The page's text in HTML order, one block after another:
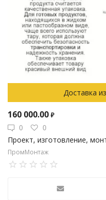
Доставка
160 000.00 ₽
0
0
Проект, изготовление,
ПромМонтаж